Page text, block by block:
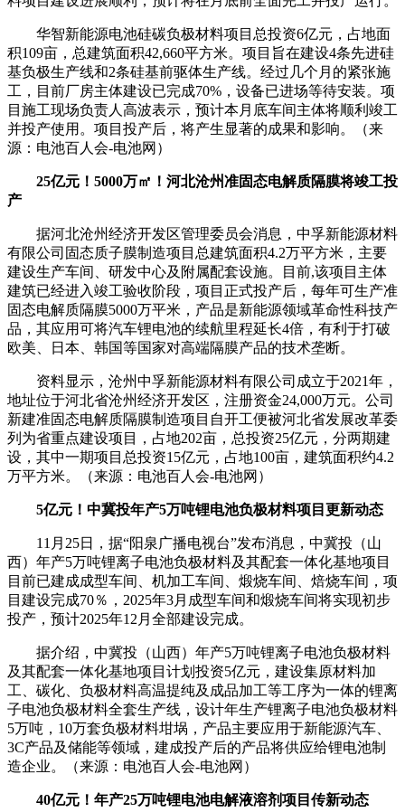
华智新能源电池硅碳负极材料项目总投资6亿元，占地面
积109亩，总建筑面积42,660平方米。项目旨在建设4条先进硅
基负极生产线和2条硅基前驱体生产线。经过几个月的紧张施
工，目前厂房主体建设已完成70%，设备已进场等待安装。项
目施工现场负责人高波表示，预计本月底车间主体将顺利竣工
并投产使用。项目投产后，将产生显著的成果和影响。（来
源：电池百人会-电池网）
25亿元！5000万㎡！河北沧州准固态电解质隔膜将竣工投
产
据河北沧州经济开发区管理委员会消息，中孚新能源材料
有限公司固态质子膜制造项目总建筑面积4.2万平方米，主要
建设生产车间、研发中心及附属配套设施。目前,该项目主体
建筑已经进入竣工验收阶段，项目正式投产后，每年可生产准
固态电解质隔膜5000万平米，产品是新能源领域革命性科技产
品，其应用可将汽车锂电池的续航里程延长4倍，有利于打破
欧美、日本、韩国等国家对高端隔膜产品的技术垄断。
资料显示，沧州中孚新能源材料有限公司成立于2021年，
地址位于河北省沧州经济开发区，注册资金24,000万元。公司
新建准固态电解质隔膜制造项目自开工便被河北省发展改革委
列为省重点建设项目，占地202亩，总投资25亿元，分两期建
设，其中一期项目总投资15亿元，占地100亩，建筑面积约4.2
万平方米。（来源：电池百人会-电池网）
5亿元！中冀投年产5万吨锂电池负极材料项目更新动态
11月25日，据“阳泉广播电视台”发布消息，中冀投（山
西）年产5万吨锂离子电池负极材料及其配套一体化基地项目
目前已建成成型车间、机加工车间、煅烧车间、焙烧车间，项
目建设完成70％，2025年3月成型车间和煅烧车间将实现初步
投产，预计2025年12月全部建设完成。
据介绍，中冀投（山西）年产5万吨锂离子电池负极材料
及其配套一体化基地项目计划投资5亿元，建设集原材料加
工、碳化、负极材料高温提纯及成品加工等工序为一体的锂离
子电池负极材料全套生产线，设计年生产锂离子电池负极材料
5万吨，10万套负极材料坩埚，产品主要应用于新能源汽车、
3C产品及储能等领域，建成投产后的产品将供应给锂电池制
造企业。（来源：电池百人会-电池网）
40亿元！年产25万吨锂电池电解液溶剂项目传新动态